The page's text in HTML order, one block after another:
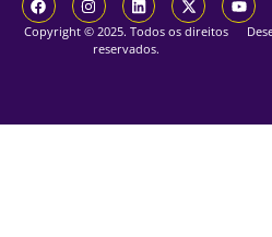
Copyright © 2025. Todos os direitos
reservados.